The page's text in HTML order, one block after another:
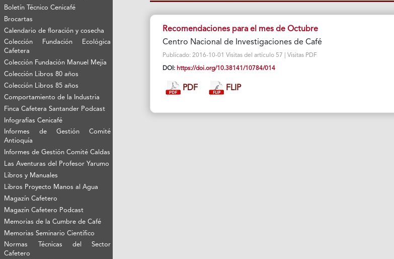
Boletín Técnico Cenicafé
Brocartas
Calendario de floración y cosecha
Colección Fundación Ecológica
Cafetera
Colección Fundación Manuel Mejía
Colección Libros 80 años
Colección Libros 85 años
Comportamiento de la Industria
Finca Cafetera Santander Podcast
Infografías Cenicafé
Informes de Gestión Comité
Antioquía
Informes de Gestión Comité Caldas
Las Aventuras del Profesor Yarumo
Libros y Manuales
Libros Proyecto Manos al Agua
Magazín Cafetero
Magazín Cafetero Podcast
Memorias de la Cumbre de Café
Memorias Seminario Científico
Normas Técnicas del Sector
Cafetero
Recomendaciones para el mes de Octubre
Centro Nacional de Investigaciones de Café
Publicado: 2016-10-01 Visitas del artículo 57 | Visitas PDF
DOI: https://doi.org/10.38141/10784/014
PDF FLIP